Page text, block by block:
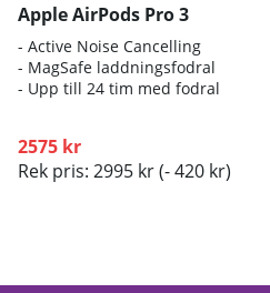
Apple AirPods Pro 3
- Active Noise Cancelling
- MagSafe laddningsfodral
- Upp till 24 tim med fodral
2575 kr
Rek pris: 2995 kr(- 420 kr)